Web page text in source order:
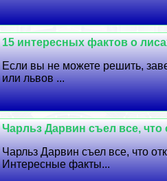
15 интересных фактов о
Если вы не можете решить,
или львов ...
Чарльз Дарвин съел все, что
Чарльз Дарвин съел все, что
Интересные факты...